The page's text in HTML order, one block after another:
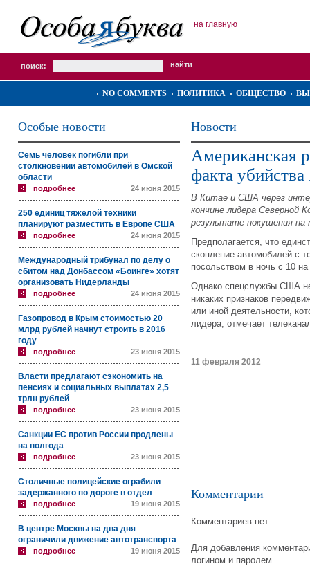
на главную
поиск:
NO COMMENTS ПОЛИТИКА ОБЩЕСТВО
Особые новости
Семь человек погибли при
столкновении автомобилей в Омской
области
подробнее 24 июня 2015
250 единиц тяжелой техники
планируют разместить в Европе США
подробнее 24 июня 2015
Международный трибунал по делу о
сбитом над Донбассом «Боинге» хотят
организовать Нидерланды
подробнее 24 июня 2015
Газопровод в Крым стоимостью 20
млрд рублей начнут строить в 2016
году
подробнее 23 июня 2015
Власти предлагают сэкономить на
пенсиях и социальных выплатах 2,5
трлн рублей
подробнее 23 июня 2015
Санкции ЕС против России продлены
на полгода
подробнее 23 июня 2015
Столичные полицейские ограбили
задержанного по дороге в отдел
подробнее 19 июня 2015
В центре Москвы на два дня
ограничили движение автотранспорта
подробнее 19 июня 2015
Новости
Американская
факта
В Китае и США через
кончине лидера Северной
результате покушения
Предполагается, что
скопление автомобилей с
посольством в ночь с 10
Однако спецслужбы США
никаких признаков
или иной деятельности,
лидера, отмечает
11 февраля 2012
Комментарии
Комментариев нет.
Для добавления
логином и паролем.